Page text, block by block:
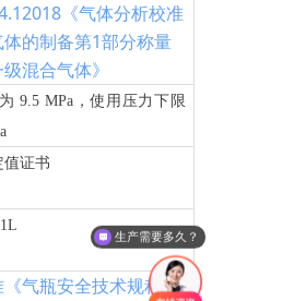
《气体分析校准
的制备第1部分称量
混合气体》
9.5 MPa，使用压力下限
值证书
气瓶安全技术规程
生产需要多久？